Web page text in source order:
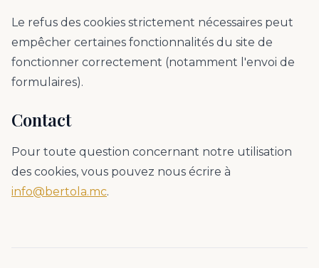
Le refus des cookies strictement nécessaires peut
empêcher certaines fonctionnalités du site de
fonctionner correctement (notamment l'envoi de
formulaires).
Contact
Pour toute question concernant notre utilisation
des cookies, vous pouvez nous écrire à
info@bertola.mc.